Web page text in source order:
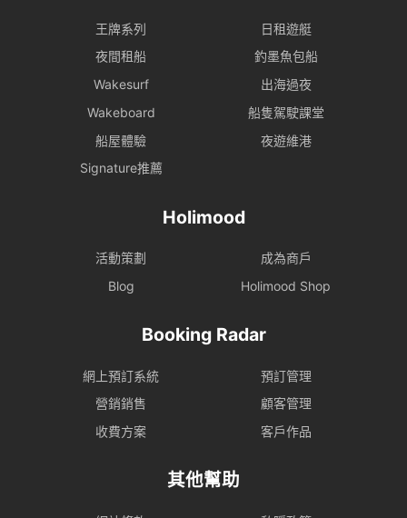
王牌系列
日租遊艇
夜間租船
釣墨魚包船
Wakesurf
出海過夜
Wakeboard
船隻駕駛課堂
船屋體驗
夜遊維港
Signature推薦
Holimood
活動策劃
成為商戶
Blog
Holimood Shop
Booking Radar
網上預訂系統
預訂管理
營銷銷售
顧客管理
收費方案
客戶作品
其他幫助